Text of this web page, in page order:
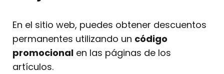
En el sitio web, puedes obtener descuentos
permanentes utilizando un código
promocional en las páginas de los
artículos.